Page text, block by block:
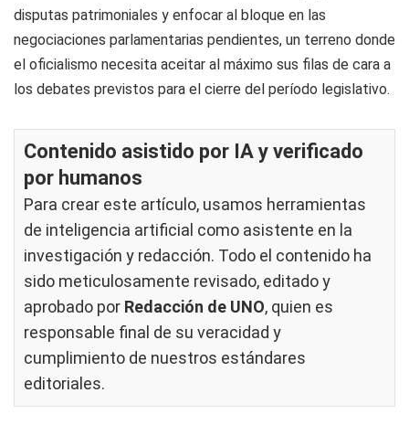
disputas patrimoniales y enfocar al bloque en las
negociaciones parlamentarias pendientes, un terreno donde
el oficialismo necesita aceitar al máximo sus filas de cara a
los debates previstos para el cierre del período legislativo.
Contenido asistido por IA y verificado
por humanos
Para crear este artículo, usamos herramientas
de inteligencia artificial como asistente en la
investigación y redacción. Todo el contenido ha
sido meticulosamente revisado, editado y
aprobado por Redacción de UNO, quien es
responsable final de su veracidad y
cumplimiento de nuestros estándares
editoriales.